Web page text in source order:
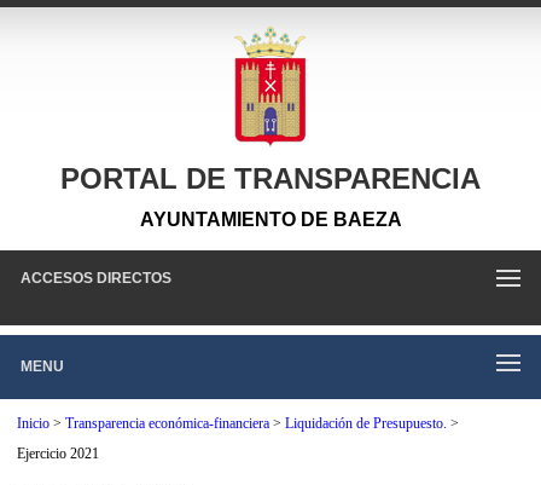
PORTAL DE TRANSPARENCIA
AYUNTAMIENTO DE BAEZA
ACCESOS DIRECTOS
MENU
Inicio >Transparencia económica-financiera >Liquidación de Presupuesto. >
Ejercicio 2021